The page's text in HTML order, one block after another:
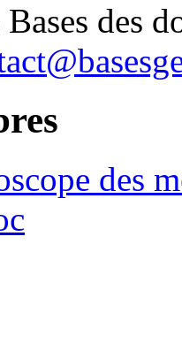
des
des